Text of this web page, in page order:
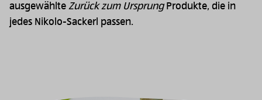
ausgewählte Zurück zum UrsprungProdukte, die in
jedes Nikolo-Sackerl passen.